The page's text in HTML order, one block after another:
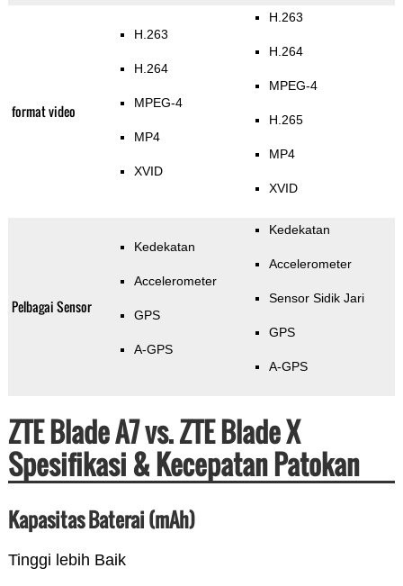
format video
H.263
H.264
MPEG-4
MP4
XVID
H.263
H.264
MPEG-4
H.265
MP4
XVID
Pelbagai Sensor
Kedekatan
Accelerometer
GPS
A-GPS
Kedekatan
Accelerometer
Sensor Sidik Jari
GPS
A-GPS
ZTE Blade A7 vs. ZTE Blade X
Spesifikasi & Kecepatan Patokan
Kapasitas Baterai (mAh)
Tinggi lebih Baik